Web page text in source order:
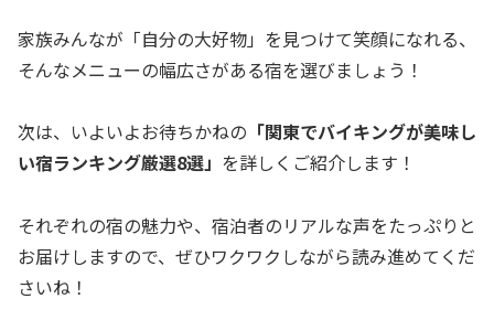
家族みんなが「自分の大好物」を見つけて笑顔になれる、
そんなメニューの幅広さがある宿を選びましょう！
次は、いよいよお待ちかねの 「関東でバイキングが美味し
い宿ランキング厳選8選」 を詳しくご紹介します！
それぞれの宿の魅力や、宿泊者のリアルな声をたっぷりと
お届けしますので、ぜひワクワクしながら読み進めてくだ
さいね！